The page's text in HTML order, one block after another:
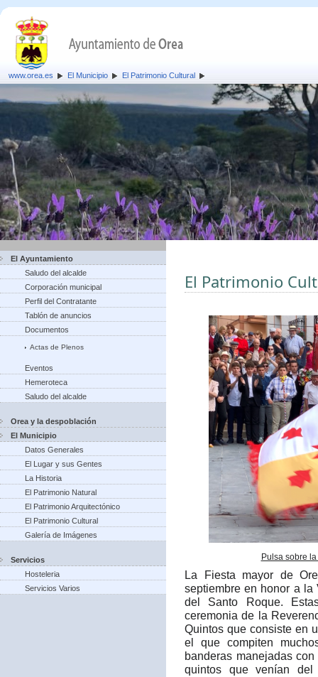
www.orea.es El Municipio El Patrimonio Cultural
El Ayuntamiento
Saludo del alcalde
Corporación municipal
Perfil del Contratante
Tablón de anuncios
Documentos
Actas de Plenos
Eventos
Hemeroteca
Saludo del alcalde
Orea y la despoblación
El Municipio
Datos Generales
El Lugar y sus Gentes
La Historia
El Patrimonio Natural
El Patrimonio Arquitectónico
El Patrimonio Cultural
Galería de Imágenes
Servicios
Hosteleria
Servicios Varios
El Patrimonio
Pulsa sobre
La Fiesta mayor de
septiembre en honor a
del Santo Roque.
ceremonia de la
Quintos que consiste en
el que compiten
banderas manejadas
quintos que venían